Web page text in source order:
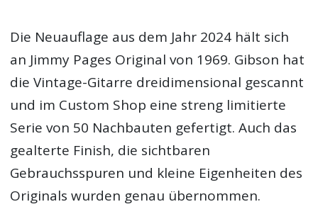
Die Neuauflage aus dem Jahr 2024 hält sich
an Jimmy Pages Original von 1969. Gibson hat
die Vintage-Gitarre dreidimensional gescannt
und im Custom Shop eine streng limitierte
Serie von 50 Nachbauten gefertigt. Auch das
gealterte Finish, die sichtbaren
Gebrauchsspuren und kleine Eigenheiten des
Originals wurden genau übernommen.